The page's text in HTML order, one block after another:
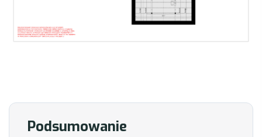
Podsumowanie